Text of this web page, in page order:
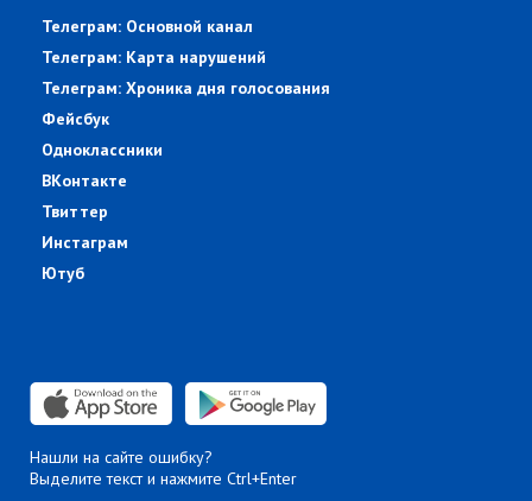
Телеграм: Основной канал
Телеграм: Карта нарушений
Телеграм: Хроника дня голосования
Фейсбук
Одноклассники
ВКонтакте
Твиттер
Инстаграм
Ютуб
Нашли на сайте ошибку?
Выделите текст и нажмите Ctrl+Enter